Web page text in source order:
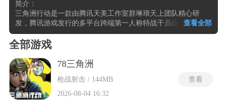
简介：
三角洲行动是一款由腾讯天美工作室群琳琅天上团队精心研
发，腾讯游戏发行的多平台跨端第一人称特战干员战术射击游
戏。游戏设定在2035年，玩家将化身为全球反恐特勤组G.T.I.的
精英特战干员，前往神秘的阿萨拉地区，调查哈夫克公司的非
法活动。在这个充满危机的战场中，玩家需要运用别具特色的
战术道具与装备，与队友紧密协作，灵活制定战术，挑战强大
的AI，完成各项看似不可能的极限任务。
查看全部
全部游戏
78三角洲
枪战射击 / 144MB
2026-08-04 16:32
查看